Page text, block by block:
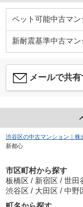
ペット可能中古マ
新耐震基準中古マ
メールで共有
渋谷区の中古マンション｜株
新都心
市区町村から探す
板橋区 / 新宿区 / 世田
渋谷区 / 大田区 / 中野